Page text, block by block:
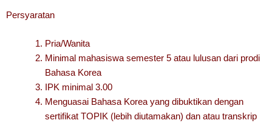
Persyaratan
Pria/Wanita
Minimal mahasiswa semester 5 atau lulusan dari prodi
Bahasa Korea
IPK minimal 3.00
Menguasai Bahasa Korea yang dibuktikan dengan
sertifikat TOPIK (lebih diutamakan) dan atau transkrip